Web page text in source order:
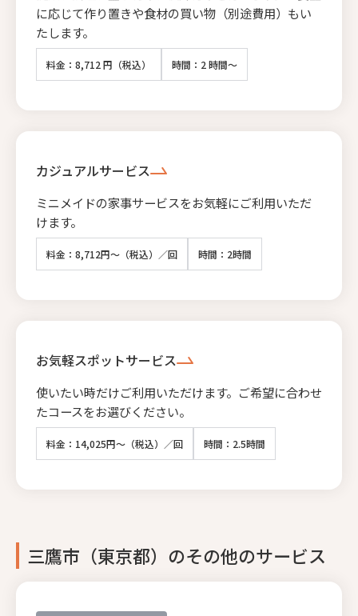
に応じて作り置きや食材の買い物（別途費用）もい
たします。
料金：8,712 円（税込） 時間：2 時間～
カジュアルサービス
ミニメイドの家事サービスをお気軽にご利用いただ
けます。
料金：8,712円～（税込）／回 時間：2時間
お気軽スポットサービス
使いたい時だけご利用いただけます。ご希望に合わせ
たコースをお選びください。
料金：14,025円～（税込）／回 時間：2.5時間
三鷹市（東京都）のその他のサービス